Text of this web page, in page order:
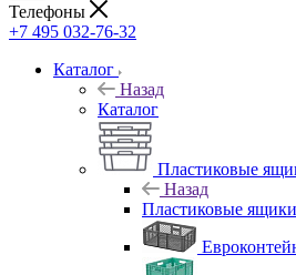
Телефоны
+7 495 032-76-32
Каталог
Назад
Каталог
Пластиковые
Назад
Пластиковые ящики